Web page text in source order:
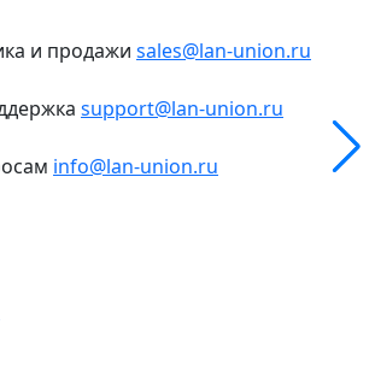
и продажи sales@lan-union.ru
support@lan-union.ru
info@lan-union.ru